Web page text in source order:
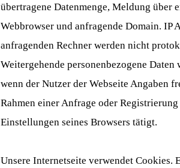
übertragene Datenmenge, Meldung über
Webbrowser und anfragende Domain. IP
anfragenden Rechner werden nicht
Weitergehende personenbezogene Daten
wenn der Nutzer der Webseite Angaben
Rahmen einer Anfrage oder
Einstellungen seines Browsers tätigt.
Unsere Internetseite verwendet Cookies.